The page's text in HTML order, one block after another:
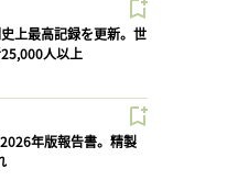
上最高記録を更新。世
人以上
年版報告書。精製